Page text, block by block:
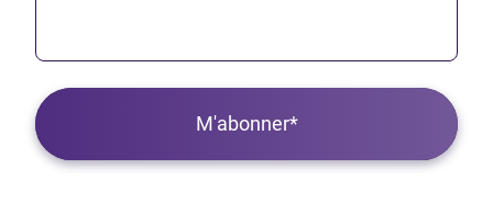
M'abonner*